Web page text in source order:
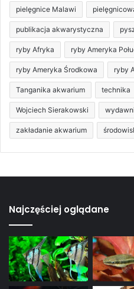
pielęgnice Malawi
publikacja akwarystyczna
ryby Afryka ryby Ameryka
ryby Ameryka Środkowa ryby
Tanganika akwarium technika
Wojciech Sierakowski
zakładanie akwarium
Najczęściej oglądane